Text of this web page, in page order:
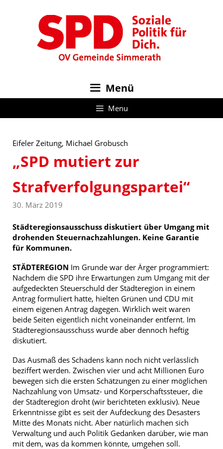
Menü
Menu
Eifeler Zeitung, Michael Grobusch
„SPD mutiert zur
Strafverfolgungspartei“
30. März 2019
Städteregionsausschuss diskutiert über Umgang mit
drohenden Steuernachzahlungen. Keine Garantie
für Kommunen.
STÄDTEREGION Im Grunde war der Ärger programmiert:
Nachdem die SPD ihre Erwartungen zum Umgang mit der
aufgedeckten Steuerschuld der Städteregion in einem
Antrag formuliert hatte, hielten Grünen und CDU mit
einem eigenen Antrag dagegen. Wirklich weit waren
beide Seiten eigentlich nicht voneinander entfernt. Im
Städteregionsausschuss wurde aber dennoch heftig
diskutiert.
Das Ausmaß des Schadens kann noch nicht verlässlich
beziffert werden. Zwischen vier und acht Millionen Euro
bewegen sich die ersten Schätzungen zu einer möglichen
Nachzahlung von Umsatz- und Körperschaftssteuer, die
der Städteregion droht (wir berichteten exklusiv). Neue
Erkenntnisse gibt es seit der Aufdeckung des Desasters
Mitte des Monats nicht. Aber natürlich machen sich
Verwaltung und auch Politik Gedanken darüber, wie man
mit dem, was da kommen könnte, umgehen soll.